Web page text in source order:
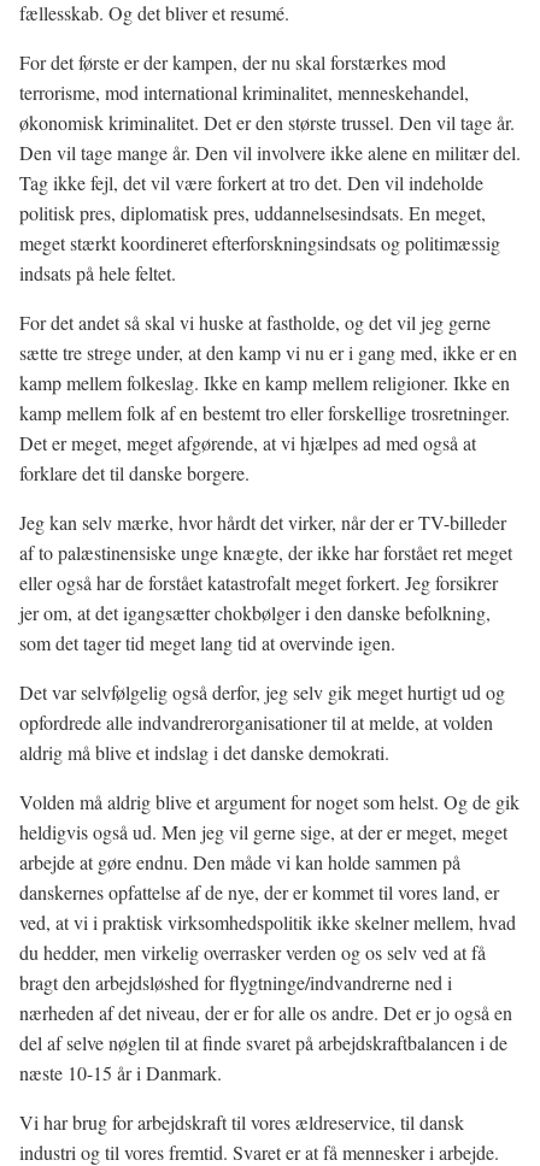
fællesskab. Og det bliver et resumé.
For det første er der kampen, der nu skal forstærkes mod
terrorisme, mod international kriminalitet, menneskehandel,
økonomisk kriminalitet. Det er den største trussel. Den vil tage år.
Den vil tage mange år. Den vil involvere ikke alene en militær del.
Tag ikke fejl, det vil være forkert at tro det. Den vil indeholde
politisk pres, diplomatisk pres, uddannelsesindsats. En meget,
meget stærkt koordineret efterforskningsindsats og politimæssig
indsats på hele feltet.
For det andet så skal vi huske at fastholde, og det vil jeg gerne
sætte tre strege under, at den kamp vi nu er i gang med, ikke er en
kamp mellem folkeslag. Ikke en kamp mellem religioner. Ikke en
kamp mellem folk af en bestemt tro eller forskellige trosretninger.
Det er meget, meget afgørende, at vi hjælpes ad med også at
forklare det til danske borgere.
Jeg kan selv mærke, hvor hårdt det virker, når der er TV-billeder
af to palæstinensiske unge knægte, der ikke har forstået ret meget
eller også har de forstået katastrofalt meget forkert. Jeg forsikrer
jer om, at det igangsætter chokbølger i den danske befolkning,
som det tager tid meget lang tid at overvinde igen.
Det var selvfølgelig også derfor, jeg selv gik meget hurtigt ud og
opfordrede alle indvandrerorganisationer til at melde, at volden
aldrig må blive et indslag i det danske demokrati.
Volden må aldrig blive et argument for noget som helst. Og de gik
heldigvis også ud. Men jeg vil gerne sige, at der er meget, meget
arbejde at gøre endnu. Den måde vi kan holde sammen på
danskernes opfattelse af de nye, der er kommet til vores land, er
ved, at vi i praktisk virksomhedspolitik ikke skelner mellem, hvad
du hedder, men virkelig overrasker verden og os selv ved at få
bragt den arbejdsløshed for flygtninge/indvandrerne ned i
nærheden af det niveau, der er for alle os andre. Det er jo også en
del af selve nøglen til at finde svaret på arbejdskraftbalancen i de
næste 10-15 år i Danmark.
Vi har brug for arbejdskraft til vores ældreservice, til dansk
industri og til vores fremtid. Svaret er at få mennesker i arbejde.